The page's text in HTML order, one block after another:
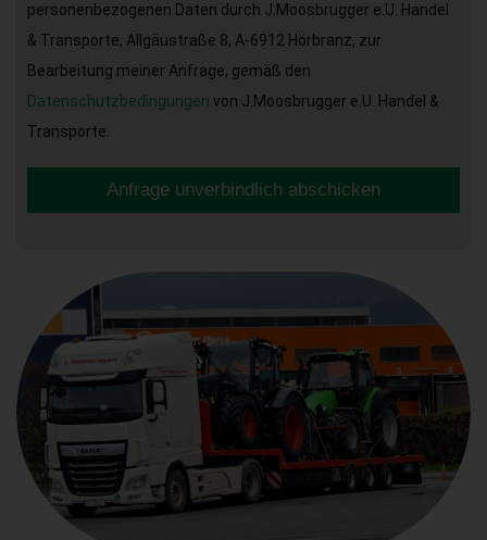
personenbezogenen Daten durch J.Moosbrugger e.U. Handel
& Transporte, Allgäustraße 8, A-6912 Hörbranz, zur
Bearbeitung meiner Anfrage, gemäß den
Datenschutzbedingungen von J.Moosbrugger e.U. Handel &
Transporte.
Anfrage unverbindlich abschicken